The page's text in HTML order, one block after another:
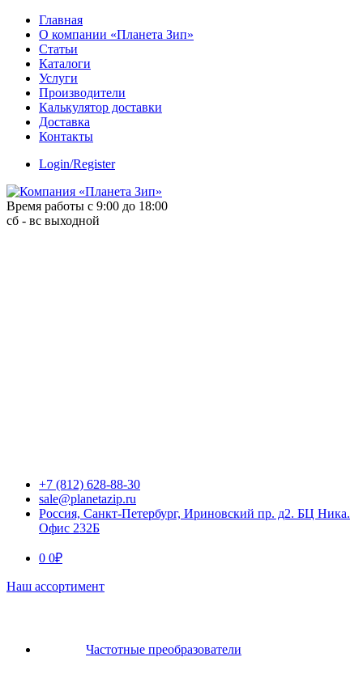
Skip
content
Главная
О компании «Планета Зип»
Статьи
Каталоги
Услуги
Производители
Калькулятор доставки
Доставка
Контакты
Login/Register
Время работы с 9:00 до 18:00
сб - вс выходной
+7 (812) 628-88-30
sale@planetazip.ru
Россия, Санкт-Петербург, Ириновский пр. д2. БЦ Ника.
Офис 232Б
0 0₽
Наш ассортимент
Частотные преобразователи